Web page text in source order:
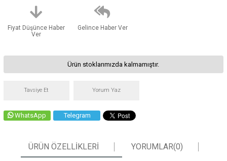
Fiyat Düşünce Haber
Ver
Gelince Haber Ver
Ürün stoklarımızda kalmamıştır.
Tavsiye Et Yorum Yaz
WhatsApp Telegram
ÜRÜN ÖZELLIKLERI YORUMLAR(0)